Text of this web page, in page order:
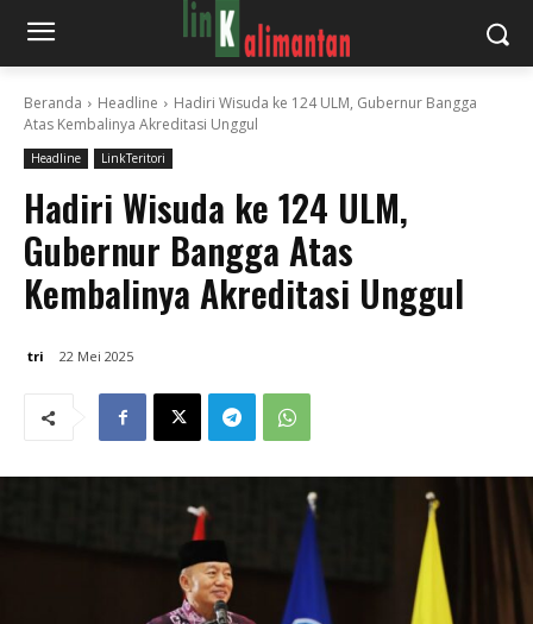
Beranda Headline
Hadiri Wisuda ke 124 ULM, Gubernur Bangga
Atas Kembalinya Akreditasi Unggul
Headline LinkTeritori
Hadiri Wisuda ke 124 ULM,
Gubernur Bangga Atas
Kembalinya Akreditasi Unggul
tri 22 Mei 2025